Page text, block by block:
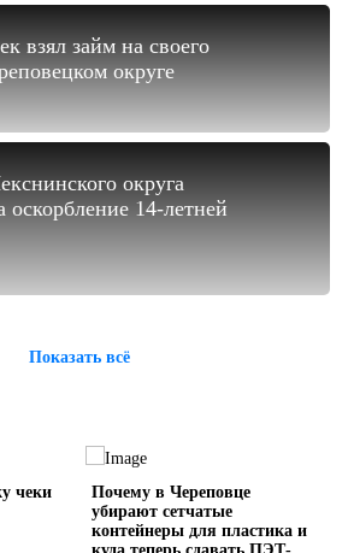
взял займ на своего
округе
округа
оскорбление 14-летней
Показать всё
чеки
Почему в Череповце
убирают сетчатые
контейнеры для пластика и